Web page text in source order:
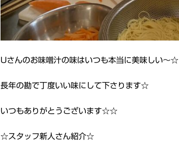
Uさんのお味噌汁の味はいつも本当に美味しい～☆
長年の勘で丁度いい味にして下さります☆
いつもありがとうございます☆☆
☆スタッフ新人さん紹介☆